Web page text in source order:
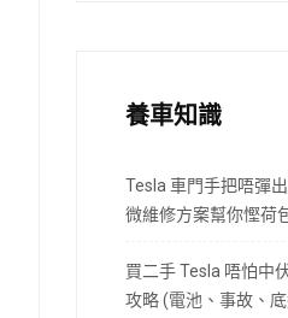
養車知識
Tesla 車門手把唔彈
微維修方案幫你慳荷
買二手 Tesla 唔怕中
攻略 (電池、事故、